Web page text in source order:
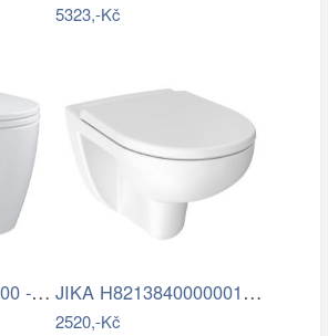
5323,-Kč
GROHE 103848SH00 - Závěsné WC START… JIKA H8213840000001 - Závěsné WC LYRA…
2520,-Kč